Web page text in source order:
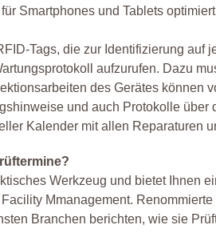
Smartphones und Tablets
Tags, die zur Identifizierung auf
aufzurufen. Dazu
des Gerätes können
und auch Protokolle über
Kalender mit allen Reparaturen
Werkzeug und bietet Ihnen
Mmanagement.
Branchen berichten, wie sie